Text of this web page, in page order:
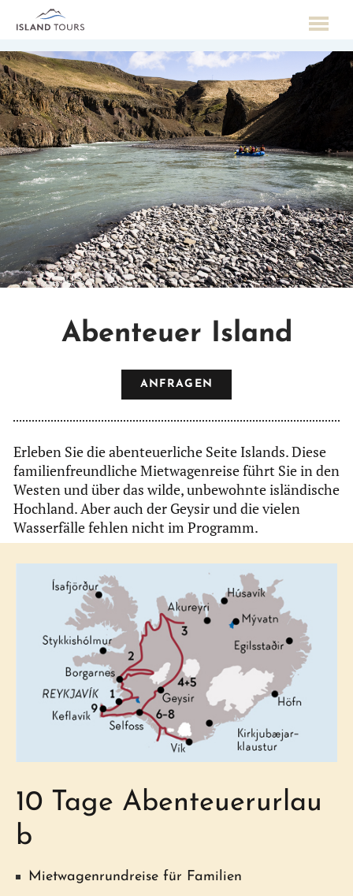
Abenteuer Island
ANFRAGEN
Erleben Sie die abenteuerliche Seite Islands. Diese
familienfreundliche Mietwagenreise führt Sie in den
Westen und über das wilde, unbewohnte isländische
Hochland. Aber auch der Geysir und die vielen
Wasserfälle fehlen nicht im Programm.
10 Tage Abenteuerurlau
b
Mietwagenrundreise für Familien